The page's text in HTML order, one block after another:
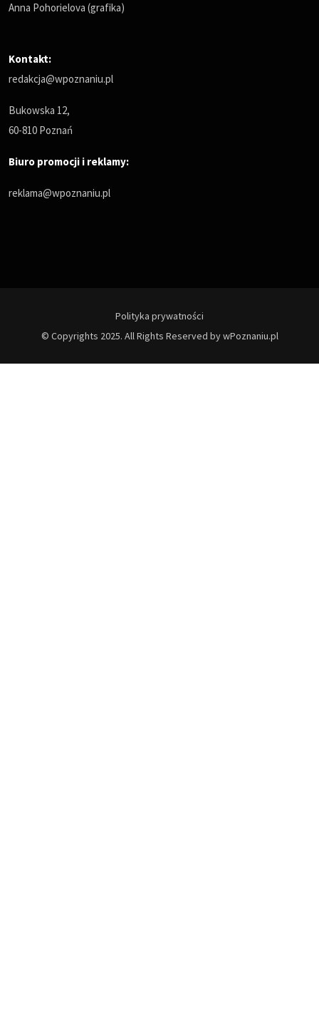
Anna Pohorielova (grafika)
Kontakt:
redakcja@wpoznaniu.pl
Bukowska 12,
60-810 Poznań
Biuro promocji i reklamy:
reklama@wpoznaniu.pl
Polityka prywatności
© Copyrights 2025. All Rights Reserved by wPoznaniu.pl